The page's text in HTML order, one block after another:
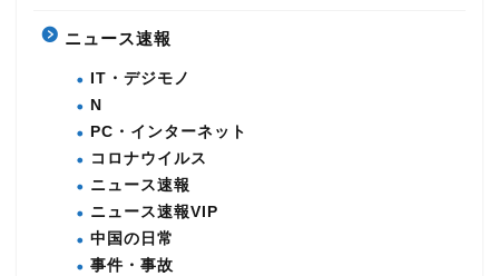
ニュース速報
IT・デジモノ
N
PC・インターネット
コロナウイルス
ニュース速報
ニュース速報VIP
中国の日常
事件・事故